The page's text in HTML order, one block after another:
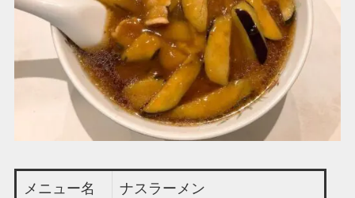
メニュー名 ナスラーメン